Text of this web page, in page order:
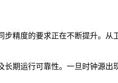
步精度的要求正在不断提升。从
期运行可靠性。一旦时钟源出